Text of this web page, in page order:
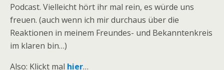
Podcast. Vielleicht hört ihr mal rein, es würde uns
freuen. (auch wenn ich mir durchaus über die
Reaktionen in meinem Freundes- und Bekanntenkreis
im klaren bin…)
Also: Klickt mal hier…